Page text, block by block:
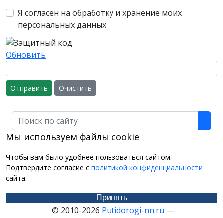
Я согласен на обработку и хранение моих
персональных данных
Обновить
Отправить Очистить
Поиск
Мы используем файлы cookie
Чтобы вам было удобнее пользоваться сайтом.
Подтвердите согласие с политикой конфиденциальности
сайта.
Принять
© 2010-2026 Putidorogi-nn.ru —